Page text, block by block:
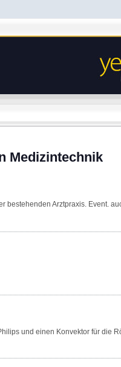
Medizintechnik
bestehenden Arztpraxis. Event.
und einen Konvektor für die